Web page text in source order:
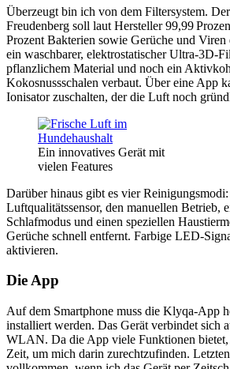
Überzeugt bin ich von dem Filtersystem. Der
Freudenberg soll laut Hersteller 99,99
Prozent Bakterien sowie Gerüche und
ein waschbarer, elektrostatischer Ultra-3D-
pflanzlichem Material und noch ein
Kokosnussschalen verbaut. Über eine App
Ionisator zuschalten, der die Luft noch
Ein innovatives Gerät mit
vielen Features
Darüber hinaus gibt es vier
Luftqualitätssensor, den manuellen Betrieb,
Schlafmodus und einen speziellen
Gerüche schnell entfernt. Farbige LED-
aktivieren.
Die App
Auf dem Smartphone muss die Klyqa-App
installiert werden. Das Gerät verbindet sich
WLAN. Da die App viele Funktionen bietet,
Zeit, um mich darin zurechtzufinden.